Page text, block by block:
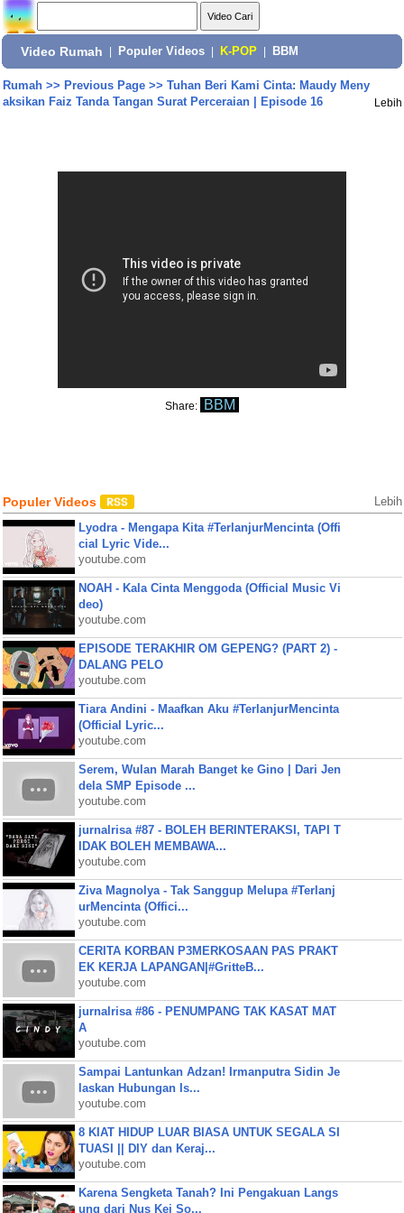
Video Rumah Populer Videos K-POP BBM
Rumah>> Previous Page>> Tuhan Beri Kami Cinta: Maudy Meny
aksikan Faiz Tanda Tangan Surat Perceraian | Episode 16
Lebih
Share: BBM
Populer Videos Lebih
Lyodra - Mengapa Kita #TerlanjurMencinta (Offi
cial Lyric Vide...
youtube.com
NOAH - Kala Cinta Menggoda (Official Music Vi
deo)
youtube.com
EPISODE TERAKHIR OM GEPENG? (PART 2) -
DALANG PELO
youtube.com
Tiara Andini - Maafkan Aku #TerlanjurMencinta
(Official Lyric...
youtube.com
Serem, Wulan Marah Banget ke Gino | Dari Jen
dela SMP Episode ...
youtube.com
jurnalrisa #87 - BOLEH BERINTERAKSI, TAPI T
IDAK BOLEH MEMBAWA...
youtube.com
Ziva Magnolya - Tak Sanggup Melupa #Terlanj
urMencinta (Offici...
youtube.com
CERITA KORBAN P3MERKOSAAN PAS PRAKT
EK KERJA LAPANGAN|#GritteB...
youtube.com
jurnalrisa #86 - PENUMPANG TAK KASAT MAT
A
youtube.com
Sampai Lantunkan Adzan! Irmanputra Sidin Je
laskan Hubungan Is...
youtube.com
8 KIAT HIDUP LUAR BIASA UNTUK SEGALA SI
TUASI || DIY dan Keraj...
youtube.com
Karena Sengketa Tanah? Ini Pengakuan Langs
ung dari Nus Kei So...